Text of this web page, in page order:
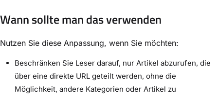
Wann sollte man das verwenden
Nutzen Sie diese Anpassung, wenn Sie möchten:
Beschränken Sie Leser darauf, nur Artikel abzurufen, die
über eine direkte URL geteilt werden, ohne die
Möglichkeit, andere Kategorien oder Artikel zu